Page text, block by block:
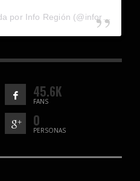
45.6K
FANS
0
PERSONAS